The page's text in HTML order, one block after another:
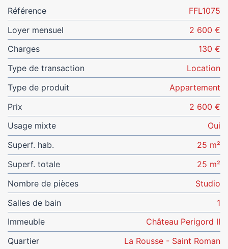
Référence
FFL1075
Loyer mensuel
2 600 €
Charges
130 €
Type de transaction
Location
Type de produit
Appartement
Prix
2 600 €
Usage mixte
Oui
Superf. hab.
25 m²
Superf. totale
25 m²
Nombre de pièces
Studio
Salles de bain
1
Immeuble
Château Perigord II
Quartier
La Rousse - Saint Roman